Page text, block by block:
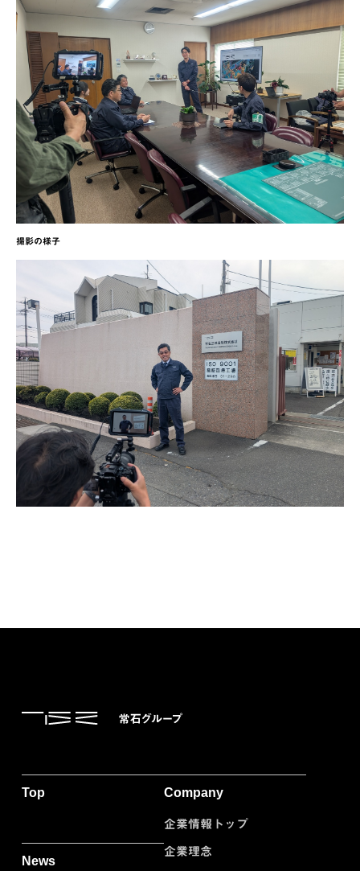
撮影の様子
Top
News
Company
企業情報トップ
企業理念